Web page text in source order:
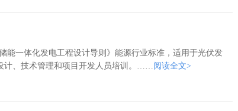
能一体化发电工程设计导则》能源行业标准，适用于光伏发
计、技术管理和项目开发人员培训。……阅读全文>